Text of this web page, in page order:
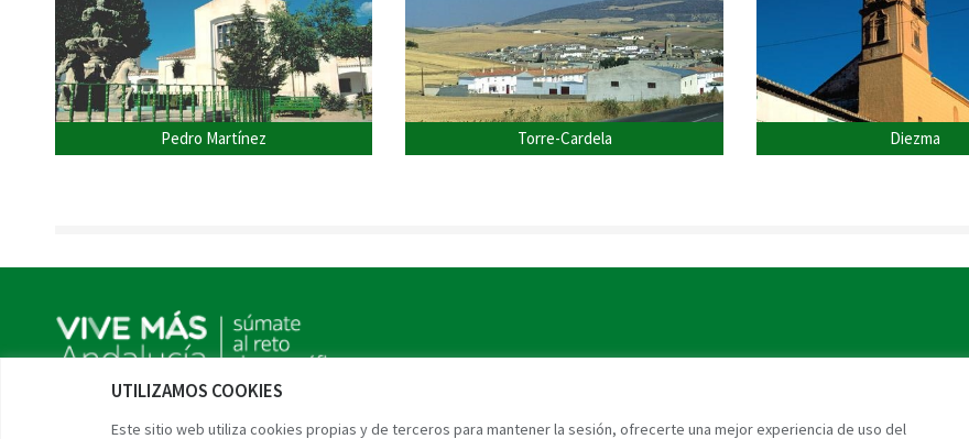
UTILIZAMOS COOKIES
Este sitio web utiliza cookies propias y de terceros para mantener la sesión, ofrecerte una mejor experiencia de uso del
Pedro Martínez Torre-Cardela Diezma